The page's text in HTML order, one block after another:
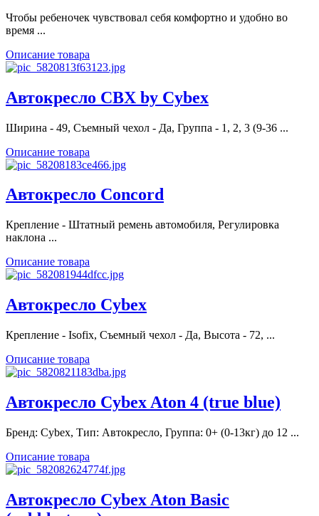
Чтобы ребеночек чувствовал себя комфортно и удобно во
время ...
Описание товара
Автокресло CBX by Cybex
Ширина - 49, Съемный чехол - Да, Группа - 1, 2, 3 (9-36 ...
Описание товара
Автокресло Concord
Крепление - Штатный ремень автомобиля, Регулировка
наклона ...
Описание товара
Автокресло Cybex
Крепление - Isofix, Съемный чехол - Да, Высота - 72, ...
Описание товара
Автокресло Cybex Aton 4 (true blue)
Бренд: Cybex, Тип: Автокресло, Группа: 0+ (0-13кг) до 12 ...
Описание товара
Автокресло Cybex Aton Basic